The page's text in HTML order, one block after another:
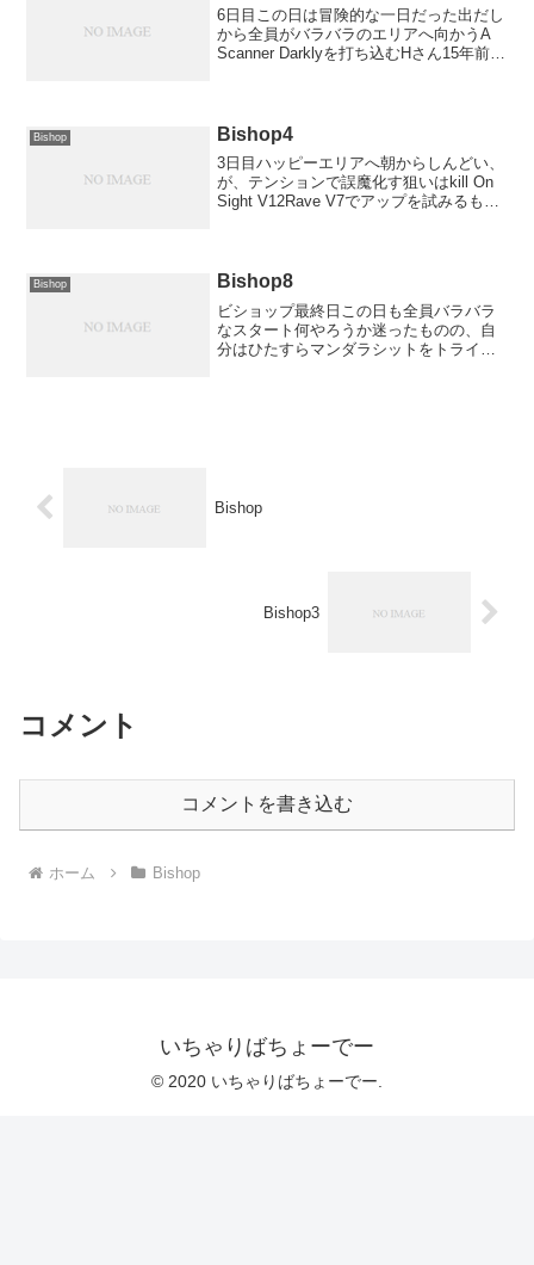
6日目この日は冒険的な一日だった出だし
から全員がバラバラのエリアへ向かうA
Scanner Darklyを打ち込むHさん15年前の
Bishop Bishop4
3日目ハッピーエリアへ朝からしんどい、
が、テンションで誤魔化す狙いはkill On
Sight V12Rave V7でアップを試みるも、
Bishop Bishop8
ビショップ最終日この日も全員バラバラ
なスタート何やろうか迷ったものの、自
分はひたすらマンダラシットをトライす
Bishop
Bishop3
コメント
コメントを書き込む
ホーム Bishop
いちゃりばちょーでー
© 2020 いちゃりばちょーでー.